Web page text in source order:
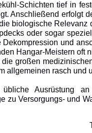
Schichten tief in
Anschließend erfolgt
biologische Relevanz
oder sogar
und
Hangar-Meistern oft
großen
allgemeinen rasch
Ausrüstung
Versorgungs- und